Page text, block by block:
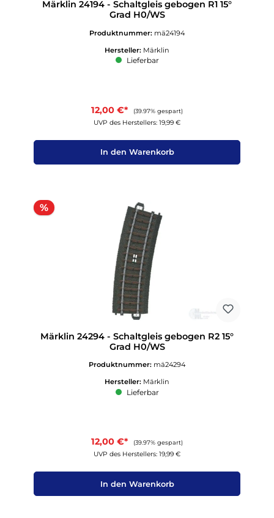
Märklin 24194 - Schaltgleis gebogen R1 15°
Grad H0/WS
Produktnummer: mä24194
Hersteller: Märklin
Lieferbar
12,00 €* (39.97% gespart)
UVP des Herstellers: 19,99 €
In den Warenkorb
%Rabatt
Märklin 24294 - Schaltgleis gebogen R2 15°
Grad H0/WS
Produktnummer: mä24294
Hersteller: Märklin
Lieferbar
12,00 €* (39.97% gespart)
UVP des Herstellers: 19,99 €
In den Warenkorb